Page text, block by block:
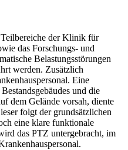
der Klinik für
das Forschungs- und
Belastungsstörungen
werden. Zusätzlich
Eine
und die
dem Gelände vorsah, diente
folgt der grundsätzlichen
eine klare funktionale
das PTZ untergebracht, im